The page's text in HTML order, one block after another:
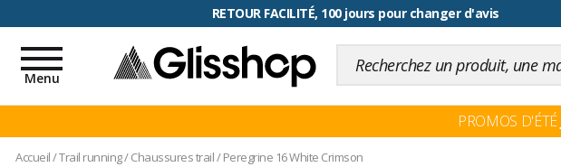
RETOUR FACILITÉ, 100 jours pour changer d'avis
Toggle
navigation
Menu
PROMOS D'ÉTÉ
Accueil/Trail running/Chaussures trail/Peregrine 16 White Crimson